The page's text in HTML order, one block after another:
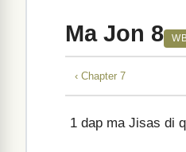
Ma Jon 8
‹ Chapter 7
1 dap ma Jisas di